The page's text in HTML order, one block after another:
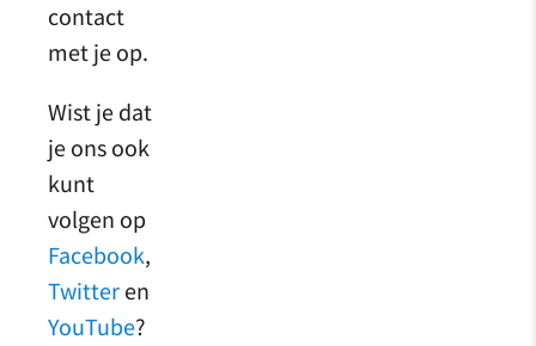
contact
met je op.
Wist je dat
je ons ook
kunt
volgen op
Facebook,
Twitter en
YouTube?